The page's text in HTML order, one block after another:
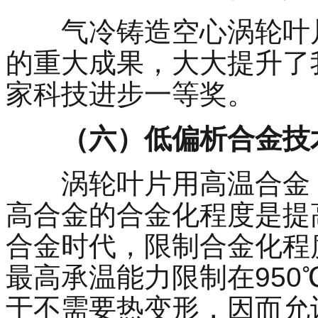
气冷铸造空心涡轮
的重大成果，大大提升
家科技进步一等奖。
（六）低偏析合金技
涡轮叶片用高温合
高合金的合金化程度是
合金时代，限制合金化
最高承温能力限制在950
于不需要热变形，因而